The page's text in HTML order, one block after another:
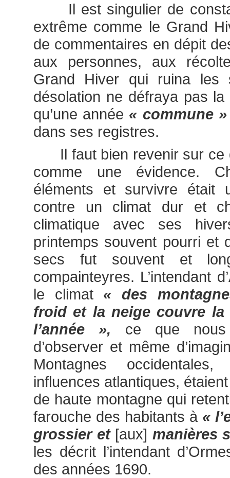
Il est singulier de
extrême comme le Grand
de commentaires en dépit
aux personnes, aux
Grand Hiver qui ruina les
désolation ne défraya pas
qu’une année « commune
dans ses registres.
Il faut bien revenir sur ce
comme une évidence.
éléments et survivre était
contre un climat dur et
climatique avec ses
printemps souvent pourri et
secs fut souvent et
compainteyres. L’intendant
le climat « des
froid et la neige couvre
l’année », ce que
d’observer et même
Montagnes
influences atlantiques,
de haute montagne qui
farouche des habitants à «
grossier et[aux] manières
les décrit l’intendant
des années 1690.